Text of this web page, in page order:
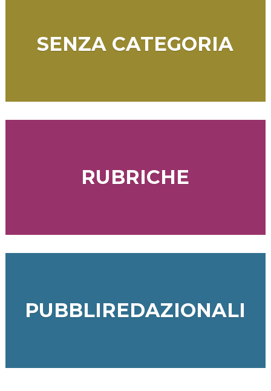
SENZA CATEGORIA
RUBRICHE
PUBBLIREDAZIONALI